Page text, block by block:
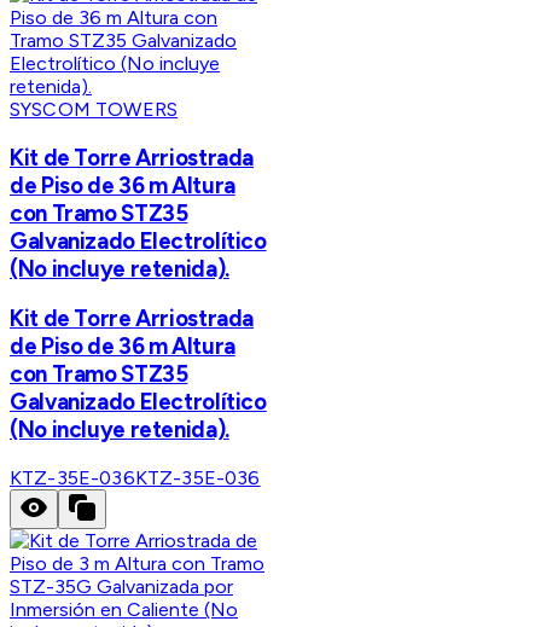
SYSCOM TOWERS
Kit de Torre Arriostrada
de Piso de 36 m Altura
con Tramo STZ35
Galvanizado Electrolítico
(No incluye retenida).
Kit de Torre Arriostrada
de Piso de 36 m Altura
con Tramo STZ35
Galvanizado Electrolítico
(No incluye retenida).
KTZ-35E-036KTZ-35E-036